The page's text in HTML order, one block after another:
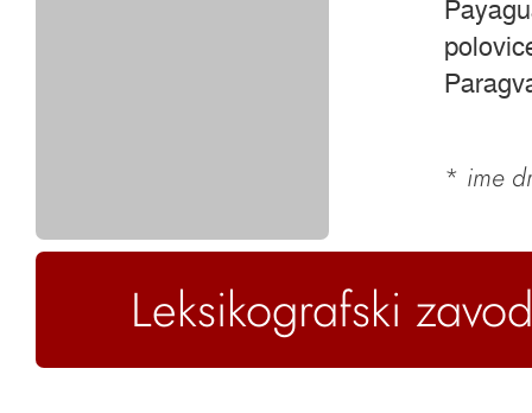
* ime
Leksikografski